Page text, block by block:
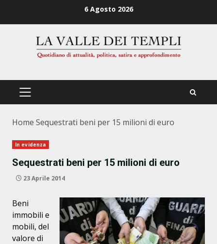
6 Agosto 2026
PRIMÄRES
Home Sequestrati beni per 15 milioni di euro
In evidenza
Sequestrati beni per 15 milioni di euro
23 Aprile 2014
Beni
immobili e
mobili, del
valore di